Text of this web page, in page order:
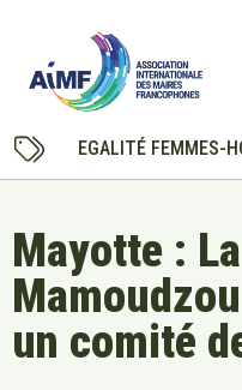
EGALITÉ FEMMES-
Mayotte :
un comité